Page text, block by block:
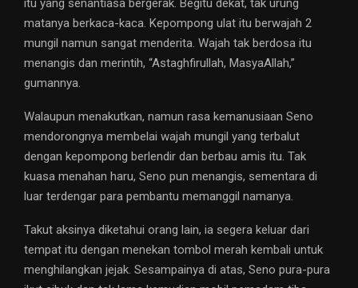
itu yang senantiasa bergerak. Begitu dekat, tak urung
matanya berkaca-kaca. Kepompong ulat itu berwajah 2
mungil namun sangat menderita. Wajah tak berdosa itu
menangis dan merintih, “Astaghfirullah, MasyaAllah,”
gumannya.
Walaupun menakutkan, namun rasa kemanusiaan Seno
mendorongnya membelai wajah mungil yang terbalut
dengan kepompong berlendir dan berbau amis itu. Tak
kuasa menahan haru, Seno pun menangis, sementara di
luar terdengar para pembantu memanggil namanya.
Takut aksinya diketahui orang lain, ia segera keluar dari
tempat itu dengan menekan tombol merah kembali untuk
menghilangkan jejak. Sesampainya di atas, Seno pura-pura